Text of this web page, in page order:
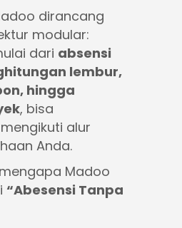
dirancang
modular:
dari absensi
lembur,
hingga
, bisa
alur
Anda.
Madoo
“Abesensi Tanpa